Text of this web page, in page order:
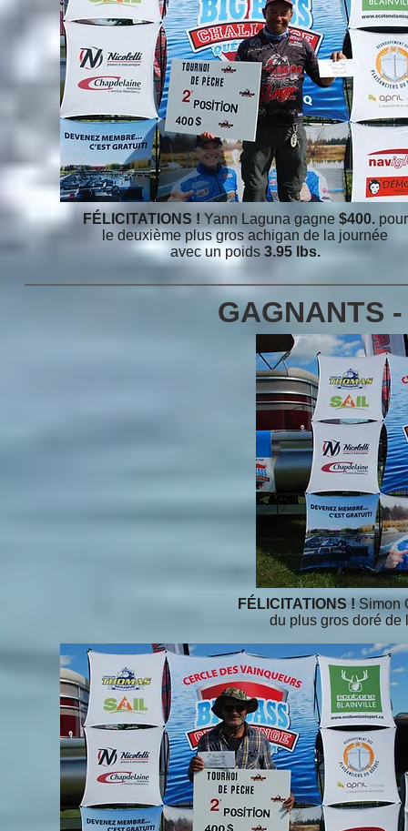
FÉLICITATIONS ! Yann Laguna gagne $400.pour
le deuxième plus gros achigan de la journée
avec un poids 3.95 lbs.
GAGNANTS -
FÉLICITATIONS ! Simon
du plus gros doré